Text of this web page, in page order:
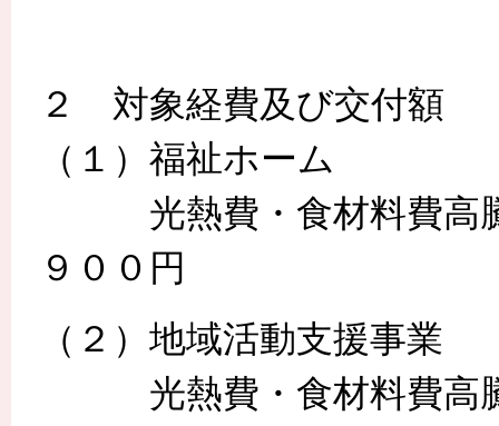
２ 対象経費及び交付額
（１）福祉ホーム
光熱費・食材料費高騰
９００円
（２）地域活動支援事業
光熱費・食材料費高騰